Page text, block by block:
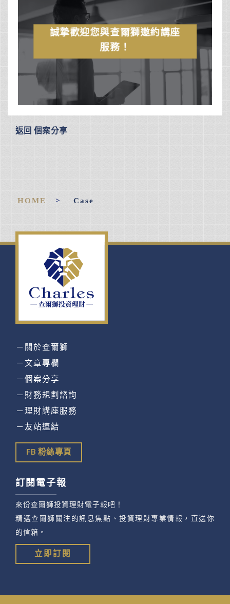
誠摯歡迎您與查爾獅邀約講座
服務！
返回 個案分享
HOME > Case
－關於查爾獅
－文章專欄
－個案分享
－財務規劃諮詢
－理財講座服務
－友站連結
FB 粉絲專頁
訂閱電子報
來份查爾獅投資理財電子報吧！
精選查爾獅關注的訊息焦點、投資理財專業情報，直送你
的信箱。
立即訂閱